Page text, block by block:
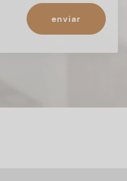
enviar